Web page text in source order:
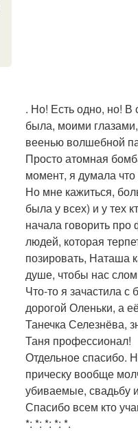
. Но! Есть одно, но! В
была, моими
веенью волшебной
Просто атомная
момент, я думала
Но мне кажиться,
была у всех) и у тех
начала говорить
людей, которая
позировать, Наташа
душе, чтобы нас
Что-то я зачастила
дорогой Оленьки, а
Танечка Селезнёва,
Таня профессионал!
Отдельное спасибо.
прическу вообще
убиваемые, свадьбу
Спасибо всем кто
*: *: *: *: *.